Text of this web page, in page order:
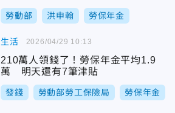
勞動部 洪申翰 勞保年金
生活
210萬人領錢了！勞保年金平均1.9
萬 明天還有7筆津貼
發錢 勞動部勞工保險局 勞保年金
2026/04/29 10:13